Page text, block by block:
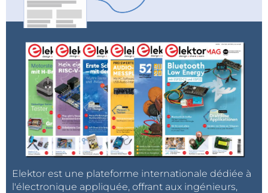
Elektor est une plateforme internationale dédiée à
l'électronique appliquée, offrant aux ingénieurs,